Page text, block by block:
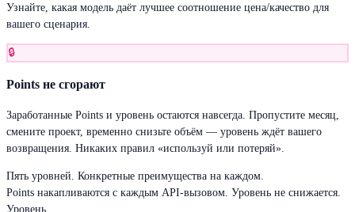
Узнайте, какая модель даёт лучшее соотношение цена/качество для
вашего сценария.
🔒
Points не сгорают
Заработанные Points и уровень остаются навсегда. Пропустите месяц,
смените проект, временно снизьте объём — уровень ждёт вашего
возвращения. Никаких правил «используй или потеряй».
Пять уровней. Конкретные преимущества на каждом.
Points накапливаются с каждым API-вызовом. Уровень не снижается.
Уровень